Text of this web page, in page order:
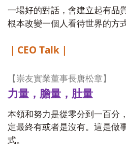
一場好的對話，會建立起有品
根本改變一個人看待世界的方式
CEO Talk
【崇友實業董事長唐松章】
力量，膽量，肚量
本領和努力是從零分到一百分
定最終有或者是沒有。這是做
式。